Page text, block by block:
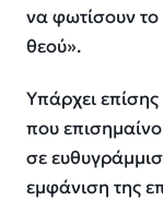
να φωτίσουν το
θεού».
Υπάρχει
που
σε
εμφάνιση της